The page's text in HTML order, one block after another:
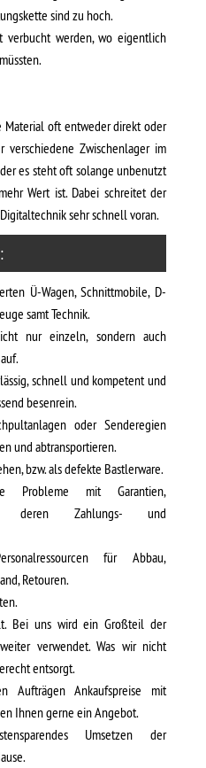
sind zu hoch.
verbucht werden, wo eigentlich
Material oft entweder direkt oder
Zwischenlager im
es steht oft solange unbenutzt
Wert ist. Dabei schreitet der
sehr schnell voran.
Ü-Wagen, Schnittmobile, D-
samt Technik.
nur einzeln, sondern auch
schnell und kompetent und
besenrein.
oder Senderegien
und abtransportieren.
bzw. als defekte Bastlerware.
Probleme mit Garantien,
deren Zahlungs- und
für Abbau,
Retouren.
Bei uns wird ein Großteil der
verwendet. Was wir nicht
entsorgt.
Ankaufspreise mit
Ihnen gerne ein Angebot.
Umsetzen der